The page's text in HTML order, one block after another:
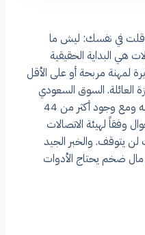
في نفسك: ليش ما
هي البداية الحقيقية
لمهنة مربحة أو على الأقل
العائلة. السوق السعودي
يعتمد على الجوال بشكل لا مثيل له ومع وجود أكثر من 44
وفقاً لهيئة الاتصالات
لن يتوقف. والخبر الجيد
مال ضخم يحتاج الأدوات